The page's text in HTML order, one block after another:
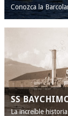
Conozca la
SS
La increíble